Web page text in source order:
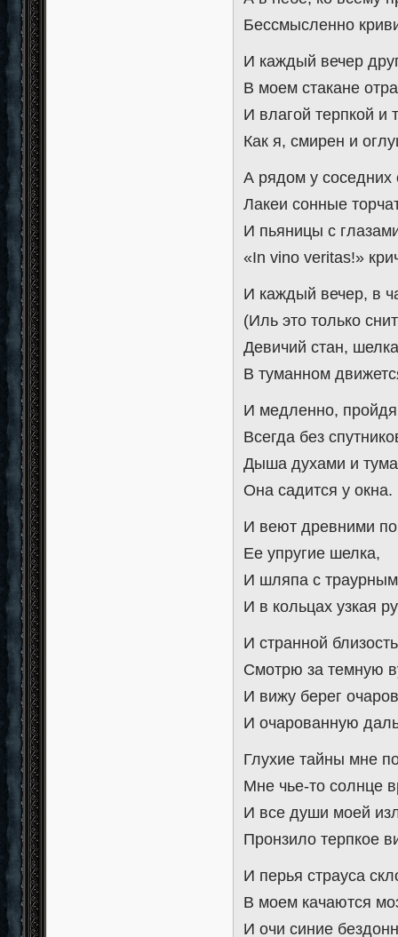
Бессмысленно
И каждый вечер
В моем стакане
И влагой терпкой и
Как я, смирен и
А рядом у соседних
Лакеи сонные
И пьяницы с
«In vino veritas!»
И каждый вечер, в
(Иль это только
Девичий стан,
В туманном
И медленно,
Всегда без
Дыша духами и
Она садится у окна.
И веют древними
Ее упругие шелка,
И шляпа с
И в кольцах узкая
И странной
Смотрю за темную
И вижу берег
И очарованную
Глухие тайны мне
Мне чье-то солнце
И все души моей
Пронзило терпкое
И перья страуса
В моем качаются
И очи синие